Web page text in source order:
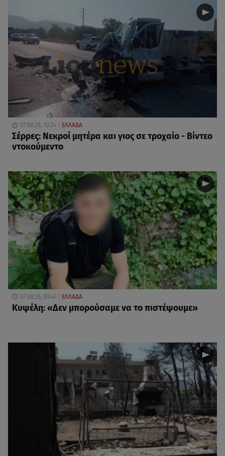
07.08.26, 10:24 ΕΛΛΑΔΑ
Σέρρες: Νεκροί μητέρα και γιος σε τροχαίο - Βίντεο
ντοκούμεντο
07.08.26, 09:47 ΕΛΛΑΔΑ
Κυψέλη: «Δεν μπορούσαμε να το πιστέψουμε»